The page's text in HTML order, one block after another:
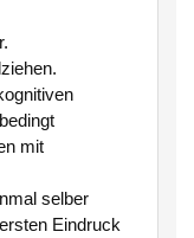
mit
selber
Eindruck